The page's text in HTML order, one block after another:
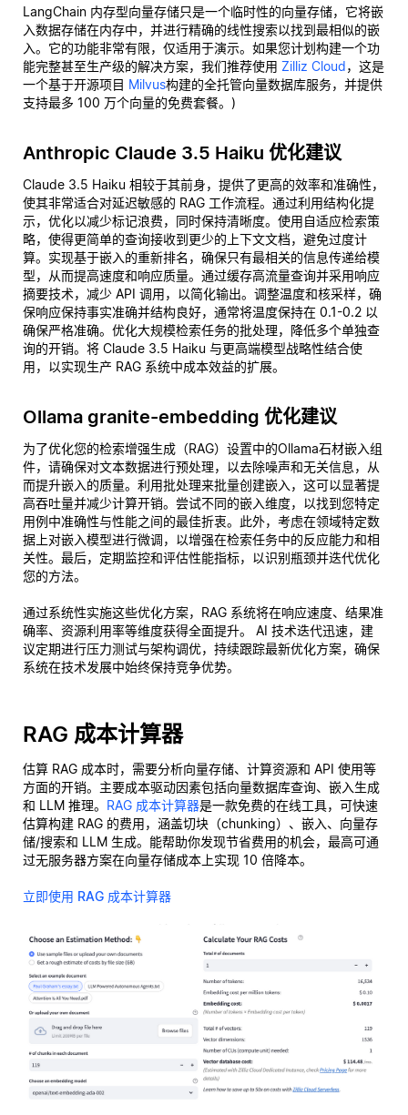
LangChain 内存型向量存储只是一个临时性的向量存储，它将嵌
入数据存储在内存中，并进行精确的线性搜索以找到最相似的嵌
入。它的功能非常有限，仅适用于演示。如果您计划构建一个功
能完整甚至生产级的解决方案，我们推荐使用 Zilliz Cloud，这是
一个基于开源项目 Milvus构建的全托管向量数据库服务，并提供
支持最多 100 万个向量的免费套餐。)
Anthropic Claude 3.5 Haiku 优化建议
Claude 3.5 Haiku 相较于其前身，提供了更高的效率和准确性，
使其非常适合对延迟敏感的 RAG 工作流程。通过利用结构化提
示，优化以减少标记浪费，同时保持清晰度。使用自适应检索策
略，使得更简单的查询接收到更少的上下文文档，避免过度计
算。实现基于嵌入的重新排名，确保只有最相关的信息传递给模
型，从而提高速度和响应质量。通过缓存高流量查询并采用响应
摘要技术，减少 API 调用，以简化输出。调整温度和核采样，确
保响应保持事实准确并结构良好，通常将温度保持在 0.1-0.2 以
确保严格准确。优化大规模检索任务的批处理，降低多个单独查
询的开销。将 Claude 3.5 Haiku 与更高端模型战略性结合使
用，以实现生产 RAG 系统中成本效益的扩展。
Ollama granite-embedding 优化建议
为了优化您的检索增强生成（RAG）设置中的Ollama石材嵌入组
件，请确保对文本数据进行预处理，以去除噪声和无关信息，从
而提升嵌入的质量。利用批处理来批量创建嵌入，这可以显著提
高吞吐量并减少计算开销。尝试不同的嵌入维度，以找到您特定
用例中准确性与性能之间的最佳折衷。此外，考虑在领域特定数
据上对嵌入模型进行微调，以增强在检索任务中的反应能力和相
关性。最后，定期监控和评估性能指标，以识别瓶颈并迭代优化
您的方法。
通过系统性实施这些优化方案，RAG 系统将在响应速度、结果准
确率、资源利用率等维度获得全面提升。 AI 技术迭代迅速，建
议定期进行压力测试与架构调优，持续跟踪最新优化方案，确保
系统在技术发展中始终保持竞争优势。
RAG 成本计算器
估算 RAG 成本时，需要分析向量存储、计算资源和 API 使用等
方面的开销。主要成本驱动因素包括向量数据库查询、嵌入生成
和 LLM 推理。 RAG 成本计算器是一款免费的在线工具，可快速
估算构建 RAG 的费用，涵盖切块（chunking）、嵌入、向量存
储/搜索和 LLM 生成。能帮助你发现节省费用的机会，最高可通
过无服务器方案在向量存储成本上实现 10 倍降本。
立即使用 RAG 成本计算器